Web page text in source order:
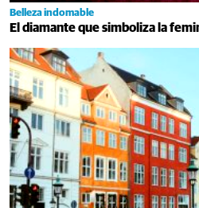
Belleza indomable
El diamante que simboliza la